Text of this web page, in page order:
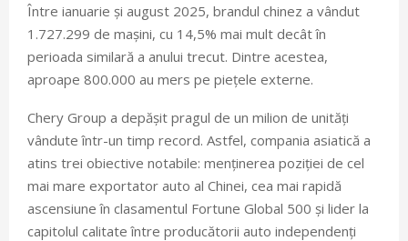
Între ianuarie și august 2025, brandul chinez a vândut
1.727.299 de mașini, cu 14,5% mai mult decât în
perioada similară a anului trecut. Dintre acestea,
aproape 800.000 au mers pe piețele externe.
Chery Group a depășit pragul de un milion de unități
vândute într-un timp record. Astfel, compania asiatică a
atins trei obiective notabile: menținerea poziției de cel
mai mare exportator auto al Chinei, cea mai rapidă
ascensiune în clasamentul Fortune Global 500 și lider la
capitolul calitate între producătorii auto independenți